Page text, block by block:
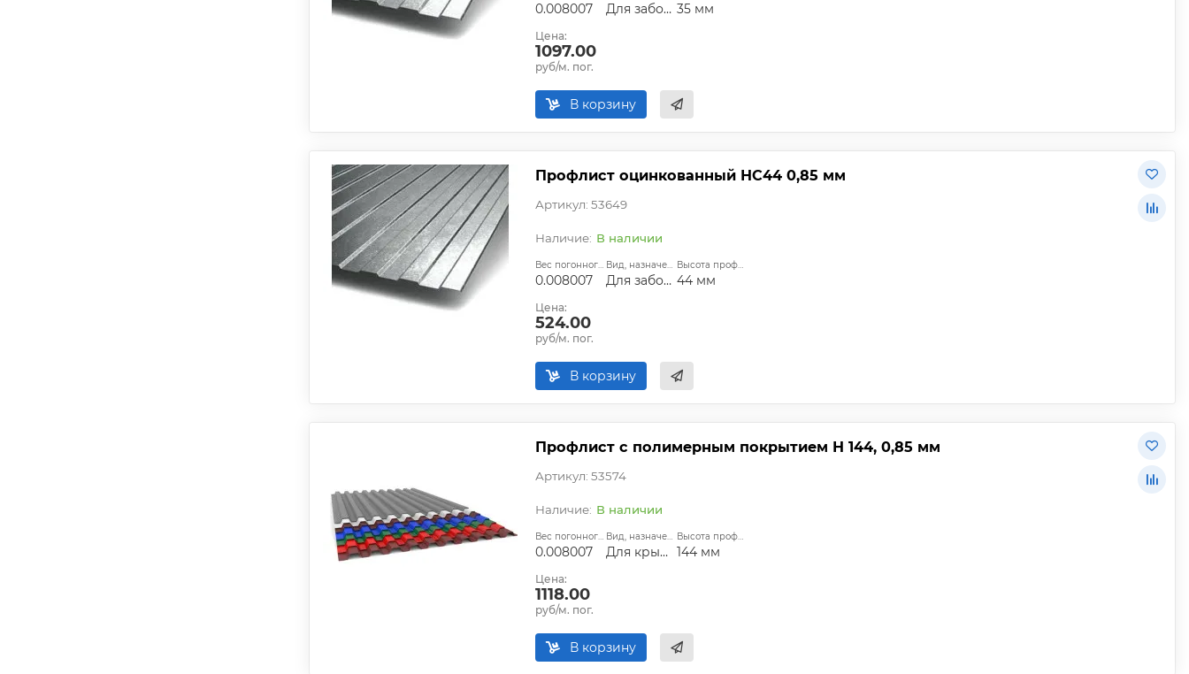
0.008007 Для забора;Для крыши 35 мм
Цена:
1097.00
руб/м. пог.
В корзину
Профлист оцинкованный НС44 0,85 мм
Артикул: 53649
В наличии
Вес погонного метра, т.:
0.008007
Вид, назначение:
Для забора;Для крыши
Высота профиля:
44 мм
Цена:
524.00
руб/м. пог.
В корзину
Профлист с полимерным покрытием Н 144, 0,85 мм
Артикул: 53574
В наличии
Вес погонного метра, т.:
0.008007
Вид, назначение:
Для крыши
Высота профиля:
144 мм
Цена:
1118.00
руб/м. пог.
В корзину